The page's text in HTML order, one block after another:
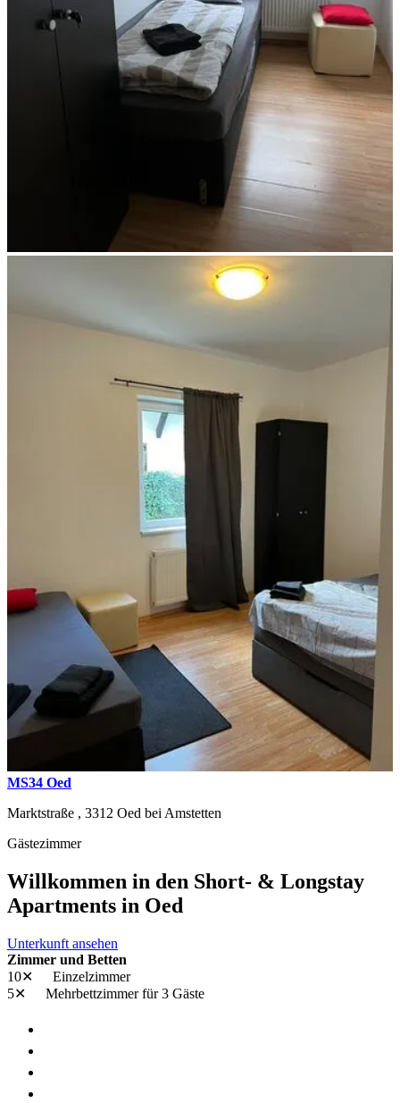
MS34 Oed
Marktstraße , 3312 Oed bei Amstetten
Gästezimmer
Willkommen in den Short- & Longstay
Apartments in Oed
Unterkunft ansehen
Zimmer und Betten
10✕
Einzelzimmer
5✕
Mehrbettzimmerfür 3 Gäste